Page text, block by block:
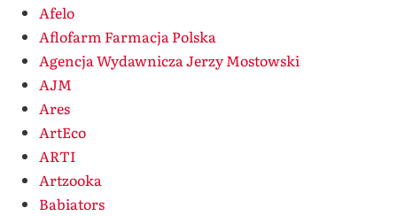
Afelo
Aflofarm Farmacja Polska
Agencja Wydawnicza Jerzy Mostowski
AJM
Ares
ArtEco
ARTI
Artzooka
Babiators